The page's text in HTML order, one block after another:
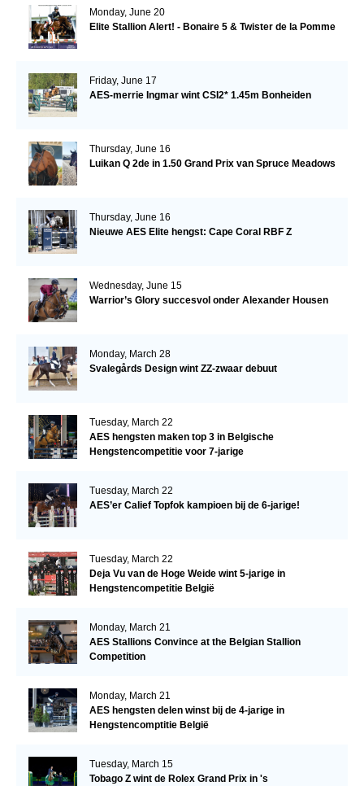
Monday, June 20
Elite Stallion Alert! - Bonaire 5 & Twister de la Pomme
Friday, June 17
AES-merrie Ingmar wint CSI2* 1.45m Bonheiden
Thursday, June 16
Luikan Q 2de in 1.50 Grand Prix van Spruce Meadows
Thursday, June 16
Nieuwe AES Elite hengst: Cape Coral RBF Z
Wednesday, June 15
Warrior’s Glory succesvol onder Alexander Housen
Monday, March 28
Svalegårds Design wint ZZ-zwaar debuut
Tuesday, March 22
AES hengsten maken top 3 in Belgische
Hengstencompetitie voor 7-jarige
Tuesday, March 22
AES’er Calief Topfok kampioen bij de 6-jarige!
Tuesday, March 22
Deja Vu van de Hoge Weide wint 5-jarige in
Hengstencompetitie België
Monday, March 21
AES Stallions Convince at the Belgian Stallion
Competition
Monday, March 21
AES hengsten delen winst bij de 4-jarige in
Hengstencomptitie België
Tuesday, March 15
Tobago Z wint de Rolex Grand Prix in 's